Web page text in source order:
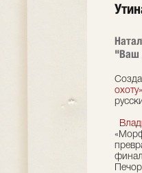
"Ваш
охоту»